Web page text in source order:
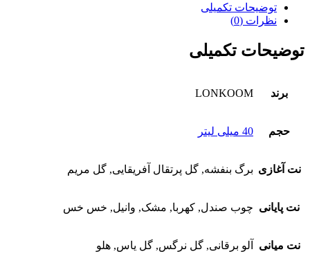
توضیحات تکمیلی
نظرات (0)
توضیحات تکمیلی
برند LONKOOM
حجم 40 میلی لیتر
نت آغازی برگ بنفشه, گل پرتقال آفریقایی, گل مریم
نت پایانی چوب صندل, کهربا, مشک, وانیل, خس خس
نت میانی آلو برقانی, گل نرگس, گل یاس, هلو